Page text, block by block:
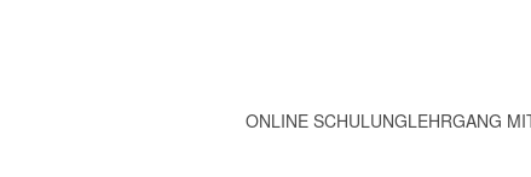
ONLINE SCHULUNGLEHRGANG